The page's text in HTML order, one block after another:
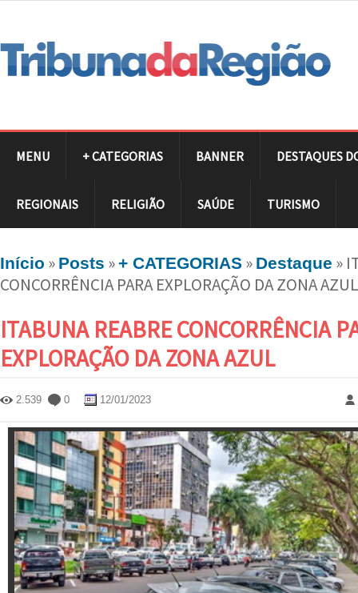
MENU + CATEGORIAS BANNER DESTAQUES
REGIONAIS RELIGIÃO SAÚDE TURISMO
Início » Posts »+ CATEGORIAS » Destaque »
CONCORRÊNCIA PARA EXPLORAÇÃO DA ZONA AZUL
ITABUNA REABRE CONCORRÊNCIA
EXPLORAÇÃO DA ZONA AZUL
2.539 0 12/01/2023